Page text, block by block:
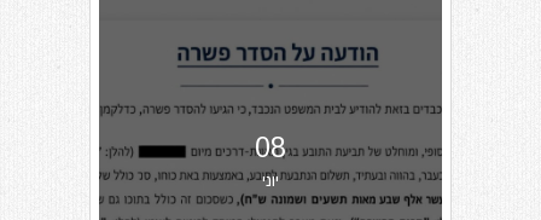
08
יוני